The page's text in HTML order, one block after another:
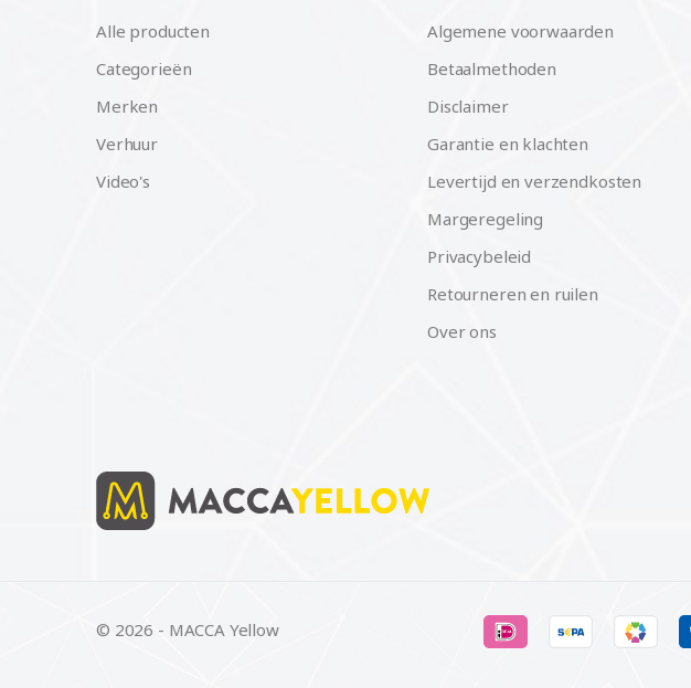
Alle producten
Categorieën
Merken
Verhuur
Video's
Algemene voorwaarden
Betaalmethoden
Disclaimer
Garantie en klachten
Levertijd en verzendkosten
Margeregeling
Privacybeleid
Retourneren en ruilen
Over ons
© 2026 - MACCA Yellow